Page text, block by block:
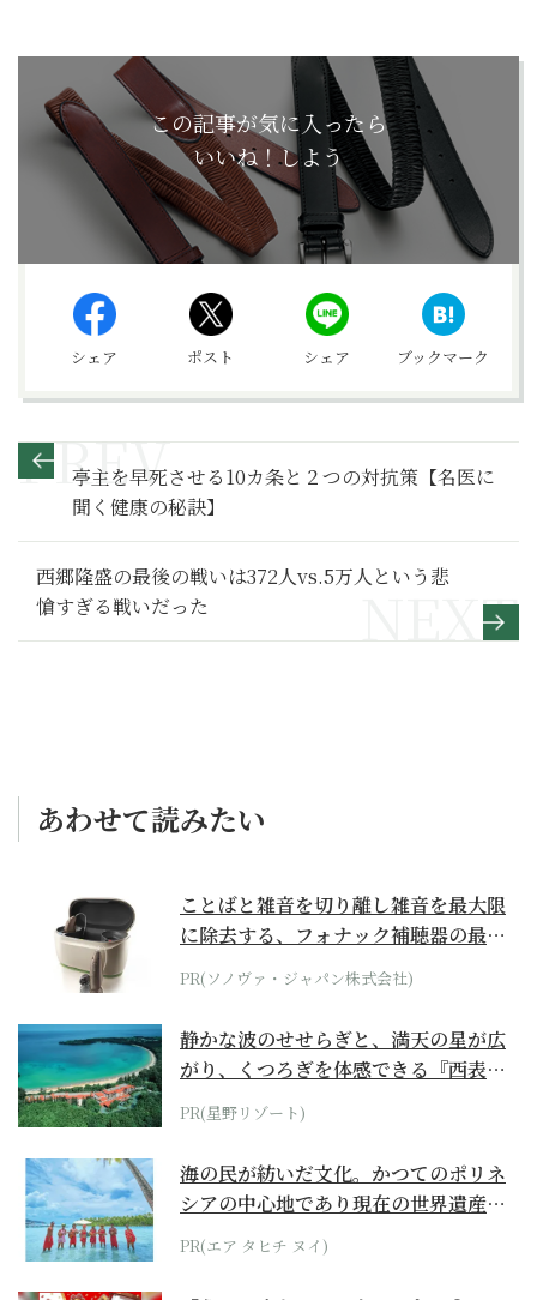
この記事が気に入ったら
いいね！しよう
シェア ポスト シェア ブックマーク
亭主を早死させる10カ条と２つの対抗策【名医に
聞く健康の秘訣】
西郷隆盛の最後の戦いは372人vs.5万人という悲
愴すぎる戦いだった
あわせて読みたい
ことばと雑音を切り離し雑音を最大限
に除去する、フォナック補聴器の最上
位モデル
PR(ソノヴァ・ジャパン株式会社)
静かな波のせせらぎと、満天の星が広
がり、くつろぎを体感できる『西表島
ホテル by...
PR(星野リゾート)
海の民が紡いだ文化。かつてのポリネ
シアの中心地であり現在の世界遺産か
らみえてくる...
PR(エア タヒチ ヌイ)